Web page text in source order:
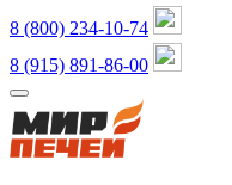
8 (800) 234-10-74
8 (915) 891-86-00